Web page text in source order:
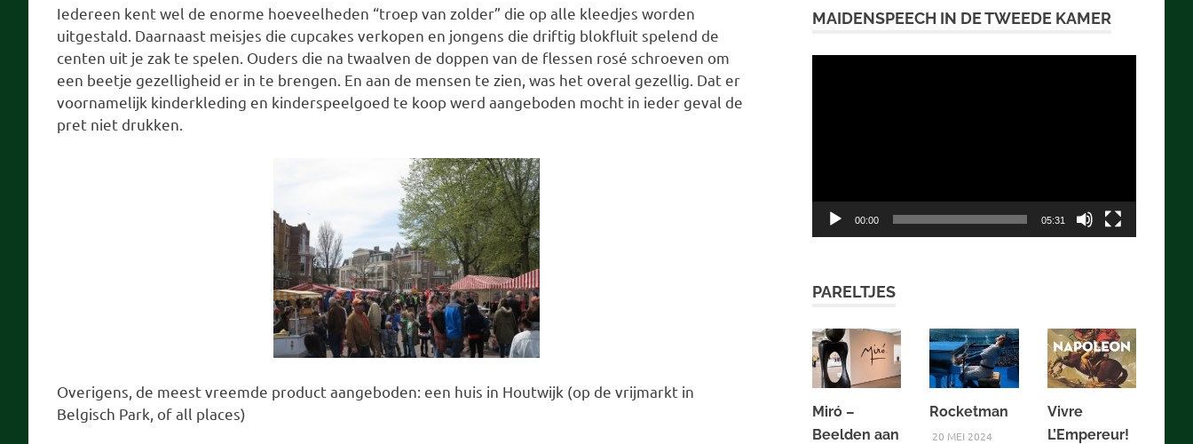
Iedereen kent wel de enorme hoeveelheden “troep van zolder” die op alle kleedjes worden
uitgestald. Daarnaast meisjes die cupcakes verkopen en jongens die driftig blokfluit spelend de
centen uit je zak te spelen. Ouders die na twaalven de doppen van de flessen rosé schroeven om
een beetje gezelligheid er in te brengen. En aan de mensen te zien, was het overal gezellig. Dat er
voornamelijk kinderkleding en kinderspeelgoed te koop werd aangeboden mocht in ieder geval de
pret niet drukken.
Overigens, de meest vreemde product aangeboden: een huis in Houtwijk (op de vrijmarkt in
Belgisch Park, of all places)
MAIDENSPEECH IN DE TWEEDE KAMER
00:00 05:31
PARELTJES
Miró –
Beelden aan
Rocketman
20 MEI 2024
Vivre
L’Empereur!